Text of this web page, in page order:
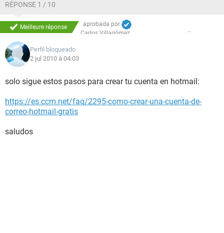
RÉPONSE 1 / 10
Meilleure réponse
aprobada por
Carlos Villagómez
Perfil bloqueado
2 jul 2010 à 04:03
solo sigue estos pasos para crear tu cuenta en hotmail:
https://es.ccm.net/faq/2295-como-crear-una-cuenta-de-
correo-hotmail-gratis
saludos